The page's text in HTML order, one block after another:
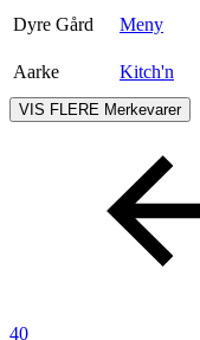
Dyre Gård
Meny
Aarke
Kitch'n
VIS FLERE Merkevarer
40